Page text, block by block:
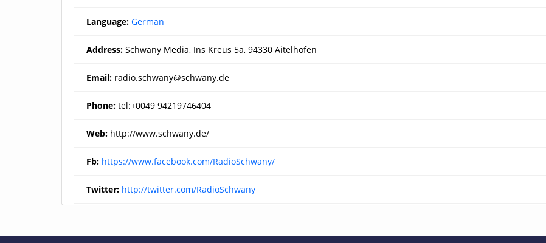
Language: German
Address: Schwany Media, Ins Kreus 5a, 94330 Aitelhofen
Email: radio.schwany@schwany.de
Phone: tel:+0049 94219746404
Web: http://www.schwany.de/
Fb: https://www.facebook.com/RadioSchwany/
Twitter: http://twitter.com/RadioSchwany